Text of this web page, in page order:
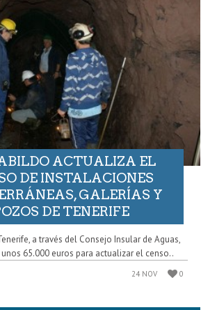
ACTUALIZA EL
DE INSTALACIONES
GALERÍAS Y
DE TENERIFE
a través del Consejo Insular de Aguas,
65.000 euros para actualizar el censo..
24 NOV 0